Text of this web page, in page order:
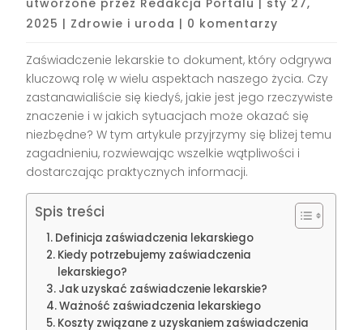
utworzone przez Redakcja Portalu | sty 27,
2025 | Zdrowie i uroda | 0 komentarzy
Zaświadczenie lekarskie to dokument, który odgrywa
kluczową rolę w wielu aspektach naszego życia. Czy
zastanawialiście się kiedyś, jakie jest jego rzeczywiste
znaczenie i w jakich sytuacjach może okazać się
niezbędne? W tym artykule przyjrzymy się bliżej temu
zagadnieniu, rozwiewając wszelkie wątpliwości i
dostarczając praktycznych informacji.
Spis treści
Definicja zaświadczenia lekarskiego
Kiedy potrzebujemy zaświadczenia
lekarskiego?
Jak uzyskać zaświadczenie lekarskie?
Ważność zaświadczenia lekarskiego
Koszty związane z uzyskaniem zaświadczenia